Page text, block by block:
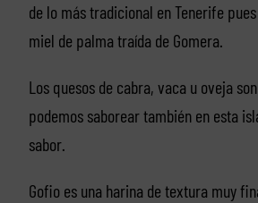
de lo más tradicional en Tenerife
miel de palma traída de Gomera.
Los quesos de cabra, vaca u oveja
podemos saborear también en esta
sabor.
Gofio es una harina de textura muy